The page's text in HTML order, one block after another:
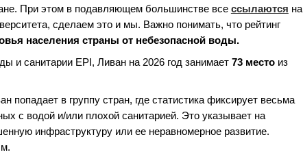
При этом в подавляющем большинстве все ссылаются на
сделаем это и мы. Важно понимать, что рейтинг
населения страны от небезопасной воды.
и санитарии EPI, Ливан на 2026 год занимает 73 местоиз
попадает в группу стран, где статистика фиксирует весьма
с водой и/или плохой санитарией. Это указывает на
инфраструктуру или ее неравномерное развитие.